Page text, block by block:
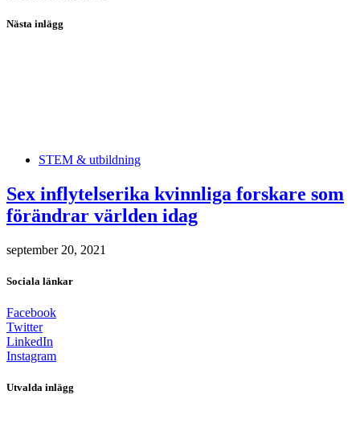
Nästa inlägg
STEM & utbildning
Sex inflytelserika kvinnliga forskare som
förändrar världen idag
september 20, 2021
Sociala länkar
Facebook
Twitter
LinkedIn
Instagram
Utvalda inlägg